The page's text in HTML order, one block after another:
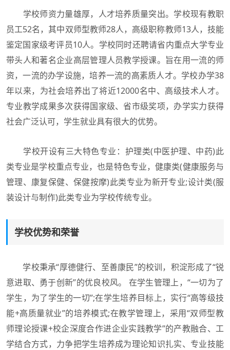
学校师资力量雄厚，人才培养质量突出。学校现有教职
员工52名，其中双师型教师28人，高级职称教师13人，技能
鉴定国家级考评员10人。学校同时还聘请省内重点大学专业
带头人和著名企业高层管理人员教学授课。旨在用一流的师
资，一流的办学设施，培养一流的高素质人才。学校办学38
年以来，为社会培养出了将近12000名中、高级技术人才。
专业教学成果多次获得国家级、省市级奖项，办学实力获得
社会广泛认可，学生就业具有很大的优势。
学校开设有三大特色专业：护理类(中医护理、中药)此
类专业是学校重点专业，也是特色专业，健康类(健康服务与
管理、康复保健、保健按摩)此类专业为新开专业;设计类(服
装设计与制作)此类专业为学校传统专业。
学校优势和荣誉
学校秉承“厚德健行、至善康民”的校训，积淀形成了“锐
意进取、勇于创新”的优良校风。 在学生管理上，“一切为了
学生，为了学生的一切”;在学生培养目标上，实行“高等级技
能+高质量就业”的培养模式;在教学管理上，采用“双师型教
师理论授课+校企深度合作进企业实践教学”的产教融合、工
学结合方式，力争把学生培养成为理论知识扎实、专业技能